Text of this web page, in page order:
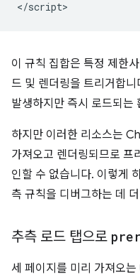
이 규칙 집합은 특정 제한
드 및 렌더링을 트리거합니
발생하지만 즉시 로드되는
하지만 이러한 리소스는
가져오고 렌더링되므로 프
인할 수 없습니다. 이렇게
측 규칙을 디버그하는 데
추측 로드 탭으로
세 페이지를 미리 가져오